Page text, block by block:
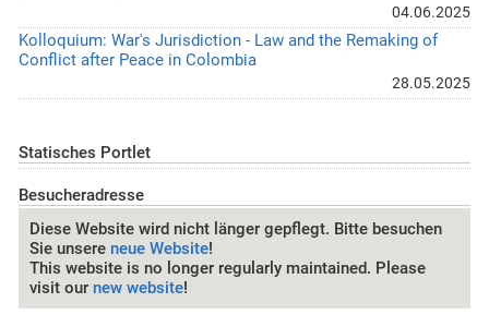
04.06.2025
Kolloquium: War's Jurisdiction - Law and the Remaking of
Conflict after Peace in Colombia
28.05.2025
Statisches Portlet
Besucheradresse
Diese Website wird nicht länger gepflegt. Bitte besuchen
Sie unsere neue Website!
This website is no longer regularly maintained. Please
visit our new website!